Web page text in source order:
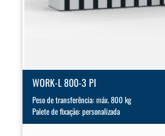
WORK-L 800-3 PI
Peso de transferência: máx. 800 kg
Palete de fixação: personalizada